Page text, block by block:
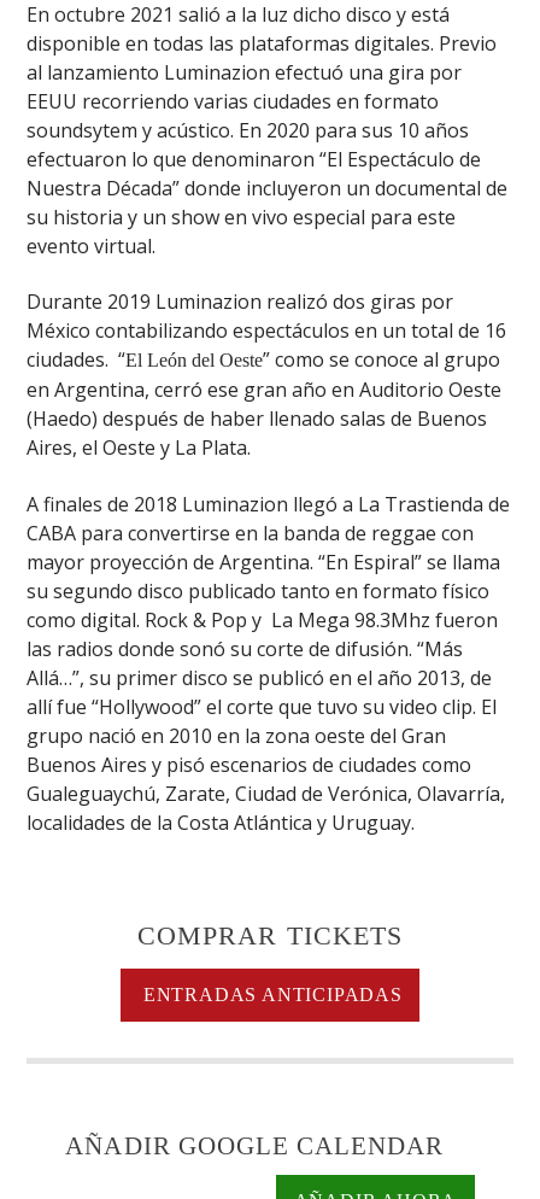
En octubre 2021 salió a la luz dicho disco y está
disponible en todas las plataformas digitales. Previo
al lanzamiento Luminazion efectuó una gira por
EEUU recorriendo varias ciudades en formato
soundsytem y acústico. En 2020 para sus 10 años
efectuaron lo que denominaron “El Espectáculo de
Nuestra Década” donde incluyeron un documental de
su historia y un show en vivo especial para este
evento virtual.
Durante 2019 Luminazion realizó dos giras por
México contabilizando espectáculos en un total de 16
ciudades. “El León del Oeste” como se conoce al grupo
en Argentina, cerró ese gran año en Auditorio Oeste
(Haedo) después de haber llenado salas de Buenos
Aires, el Oeste y La Plata.
A finales de 2018 Luminazion llegó a La Trastienda de
CABA para convertirse en la banda de reggae con
mayor proyección de Argentina. “En Espiral” se llama
su segundo disco publicado tanto en formato físico
como digital. Rock & Pop y La Mega 98.3Mhz fueron
las radios donde sonó su corte de difusión. “Más
Allá…”, su primer disco se publicó en el año 2013, de
allí fue “Hollywood” el corte que tuvo su video clip. El
grupo nació en 2010 en la zona oeste del Gran
Buenos Aires y pisó escenarios de ciudades como
Gualeguaychú, Zarate, Ciudad de Verónica, Olavarría,
localidades de la Costa Atlántica y Uruguay.
COMPRAR TICKETS
ENTRADAS ANTICIPADAS
AÑADIR GOOGLE CALENDAR